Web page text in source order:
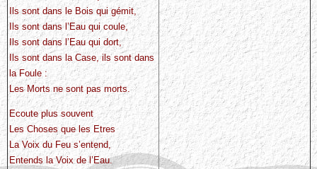
Ils sont dans le Bois qui gémit,
Ils sont dans l’Eau qui coule,
Ils sont dans l’Eau qui dort,
Ils sont dans la Case, ils sont dans
la Foule :
Les Morts ne sont pas morts.
Ecoute plus souvent
Les Choses que les Etres
La Voix du Feu s’entend,
Entends la Voix de l’Eau.